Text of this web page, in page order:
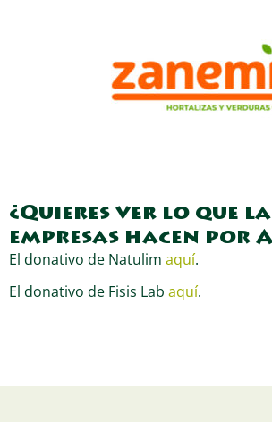
¿Quieres ver lo que
empresas hacen por
El donativo de Natulim aquí.
El donativo de Fisis Lab aquí.